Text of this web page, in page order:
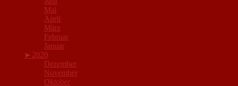
Mai
April
März
Februar
Januar
► 2020
Dezember
November
Oktober